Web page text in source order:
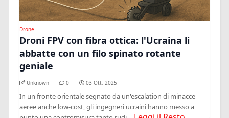
Drone
Droni FPV con fibra ottica: l'Ucraina li
abbatte con un filo spinato rotante
geniale
Unknown 0 03 Ott, 2025
In un fronte orientale segnato da un'escalation di minacce
aeree anche low-cost, gli ingegneri ucraini hanno messo a